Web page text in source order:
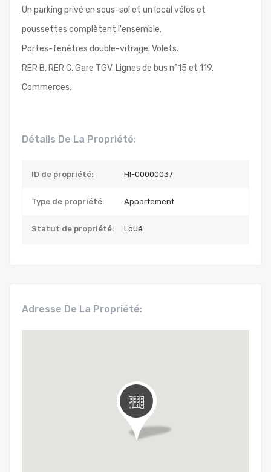
Un parking privé en sous-sol et un local vélos et
poussettes complètent l'ensemble.
Portes-fenêtres double-vitrage. Volets.
RER B, RER C, Gare TGV. Lignes de bus n°15 et 119.
Commerces.
Détails De La Propriété:
ID de propriété: HI-00000037
Type de propriété: Appartement
Statut de propriété: Loué
Adresse De La Propriété: